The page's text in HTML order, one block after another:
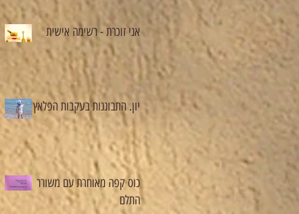
אני זוכרת - רשימה אישית
יון. התבוננות בעקבות הפלאץ'
כוס קפה מאוחרת עם משורר
התלם